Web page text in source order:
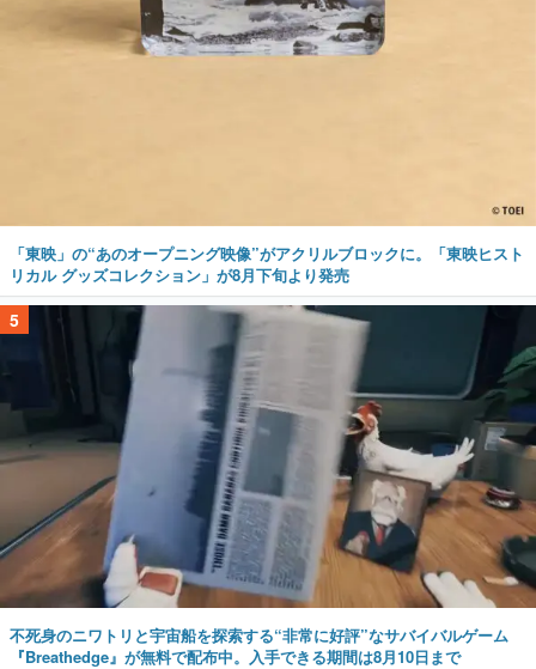
「東映」の“あのオープニング映像”がアクリルブロックに。「東映ヒスト
リカル グッズコレクション」が8月下旬より発売
5
不死身のニワトリと宇宙船を探索する“非常に好評”なサバイバルゲーム
『Breathedge』が無料で配布中。入手できる期間は8月10日まで